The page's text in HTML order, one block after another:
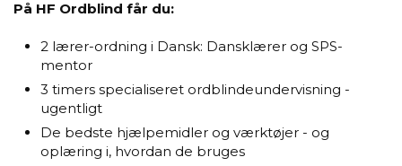
På HF Ordblind får du:
2 lærer-ordning i Dansk: Dansklærer og SPS-
mentor
3 timers specialiseret ordblindeundervisning -
ugentligt
De bedste hjælpemidler og værktøjer - og
oplæring i, hvordan de bruges